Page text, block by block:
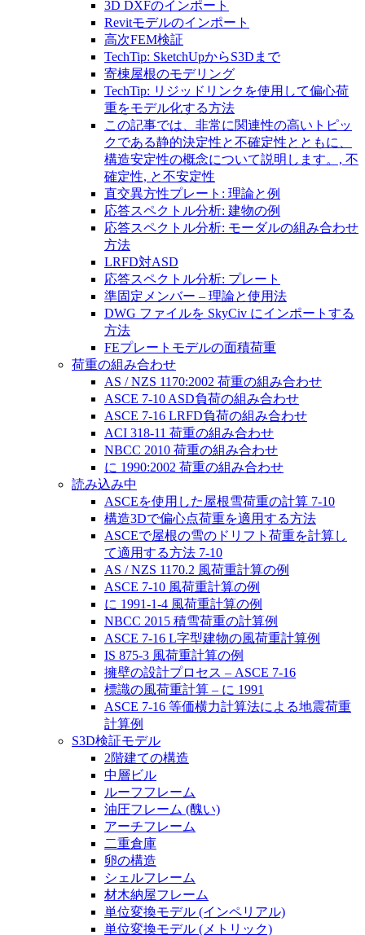
3D DXFのインポート
Revitモデルのインポート
高次FEM検証
TechTip: SketchUpからS3Dまで
寄棟屋根のモデリング
TechTip: リジッドリンクを使用して偏心荷
重をモデル化する方法
この記事では、非常に関連性の高いトピッ
クである静的決定性と不確定性とともに、
構造安定性の概念について説明します。, 不
確定性, と不安定性
直交異方性プレート: 理論と例
応答スペクトル分析: 建物の例
応答スペクトル分析: モーダルの組み合わせ
方法
LRFD対ASD
応答スペクトル分析: プレート
準固定メンバー – 理論と使用法
DWG ファイルを SkyCiv にインポートする
方法
FEプレートモデルの面積荷重
荷重の組み合わせ
AS / NZS 1170:2002 荷重の組み合わせ
ASCE 7-10 ASD負荷の組み合わせ
ASCE 7-16 LRFD負荷の組み合わせ
ACI 318-11 荷重の組み合わせ
NBCC 2010 荷重の組み合わせ
に 1990:2002 荷重の組み合わせ
読み込み中
ASCEを使用した屋根雪荷重の計算 7-10
構造3Dで偏心点荷重を適用する方法
ASCEで屋根の雪のドリフト荷重を計算し
て適用する方法 7-10
AS / NZS 1170.2 風荷重計算の例
ASCE 7-10 風荷重計算の例
に 1991-1-4 風荷重計算の例
NBCC 2015 積雪荷重の計算例
ASCE 7-16 L字型建物の風荷重計算例
IS 875-3 風荷重計算の例
擁壁の設計プロセス – ASCE 7-16
標識の風荷重計算 – に 1991
ASCE 7-16 等価横力計算法による地震荷重
計算例
S3D検証モデル
2階建ての構造
中層ビル
ルーフフレーム
油圧フレーム (醜い)
アーチフレーム
二重倉庫
卵の構造
シェルフレーム
材木納屋フレーム
単位変換モデル (インペリアル)
単位変換モデル (メトリック)